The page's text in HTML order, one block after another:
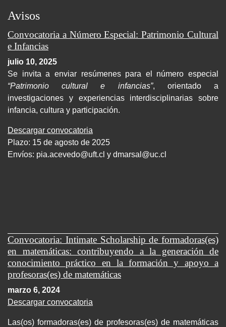
Avisos
Convocatoria a Número Especial: Patrimonio Cultural
e Infancias
julio 10, 2025
Se invita a enviar resúmenes para el número especial
“Patrimonio cultural e infancias”, orientado a
investigaciones y experiencias interdisciplinarias sobre
infancia, cultura y participación.
Descargar convocatoria
Plazo: 15 de agosto de 2025
Envíos: pia.acevedo@uft.cl y dmarsal@uc.cl
Convocatoria: Intimate Scholarship de formadoras(es)
en matemáticas: contribuyendo a la generación de
conocimiento práctico en la formación y apoyo a
profesoras(es) de matemáticas
marzo 6, 2024
Descargar convocatoria
Las(os) formadoras(es) de profesoras(es) de matemáticas